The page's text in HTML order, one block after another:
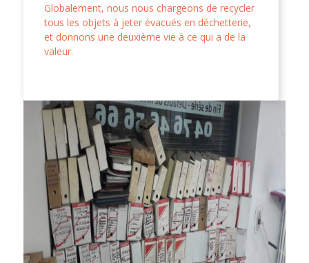
Globalement, nous nous chargeons de recycler
tous les objets à jeter évacués en déchetterie,
et donnons une deuxième vie à ce qui a de la
valeur.